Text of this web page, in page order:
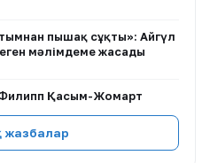
пышақ сұқты»: Айгүл
мәлімдеме жасады
Филипп Қасым-Жомарт
бұзуға шақырған емес»:
жазбалар